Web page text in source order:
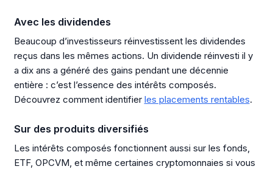
Avec les dividendes
Beaucoup d’investisseurs réinvestissent les dividendes
reçus dans les mêmes actions. Un dividende réinvesti il y
a dix ans a généré des gains pendant une décennie
entière : c’est l’essence des intérêts composés.
Découvrez comment identifier les placements rentables.
Sur des produits diversifiés
Les intérêts composés fonctionnent aussi sur les fonds,
ETF, OPCVM, et même certaines cryptomonnaies si vous